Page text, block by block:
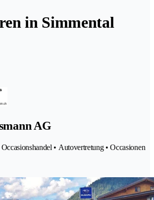
in Simmental
AG
• Autovertretung • Occasionen